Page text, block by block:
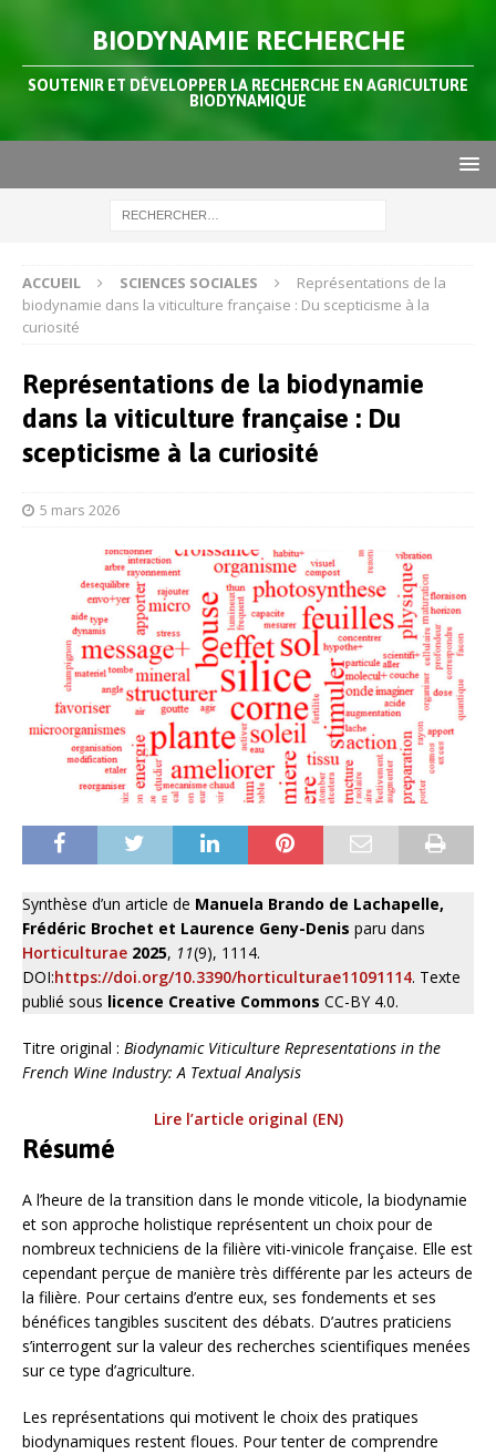
BIODYNAMIE RECHERCHE
SOUTENIR ET DÉVELOPPER LA RECHERCHE EN AGRICULTURE
BIODYNAMIQUE
ACCUEIL SCIENCES SOCIALES
Représentations de la
biodynamie dans la viticulture française : Du scepticisme à la
curiosité
Représentations de la biodynamie
dans la viticulture française : Du
scepticisme à la curiosité
5 mars 2026
Synthèse d’un article de Manuela Brando de Lachapelle,
Frédéric Brochet et Laurence Geny-Denis paru dans
Horticulturae 2025, 11(9), 1114.
DOI:https://doi.org/10.3390/horticulturae11091114. Texte
publié sous licence Creative Commons CC-BY 4.0.
Titre original : Biodynamic Viticulture Representations in the
French Wine Industry: A Textual Analysis
Lire l’article original (EN)
Résumé
A l’heure de la transition dans le monde viticole, la biodynamie
et son approche holistique représentent un choix pour de
nombreux techniciens de la filière viti-vinicole française. Elle est
cependant perçue de manière très différente par les acteurs de
la filière. Pour certains d’entre eux, ses fondements et ses
bénéfices tangibles suscitent des débats. D’autres praticiens
s’interrogent sur la valeur des recherches scientifiques menées
sur ce type d’agriculture.
Les représentations qui motivent le choix des pratiques
biodynamiques restent floues. Pour tenter de comprendre